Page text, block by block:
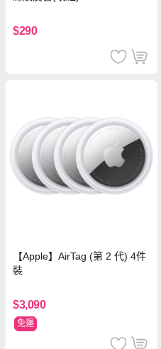
$290
【Apple】AirTag (第 2 代) 4件
裝
$3,090
免運